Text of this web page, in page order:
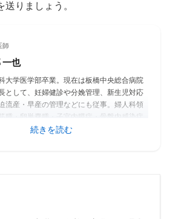
りましょう。
師
一也
大学医学部卒業。現在は板橋中央総合病院
として、妊婦健診や分娩管理、新生児対応
流産・早産の管理などにも従事。婦人科領
腫・卵巣嚢腫・子宮内膜症・骨盤内感染症
から、子宮癌・卵巣癌に対する手術および
続きを読む